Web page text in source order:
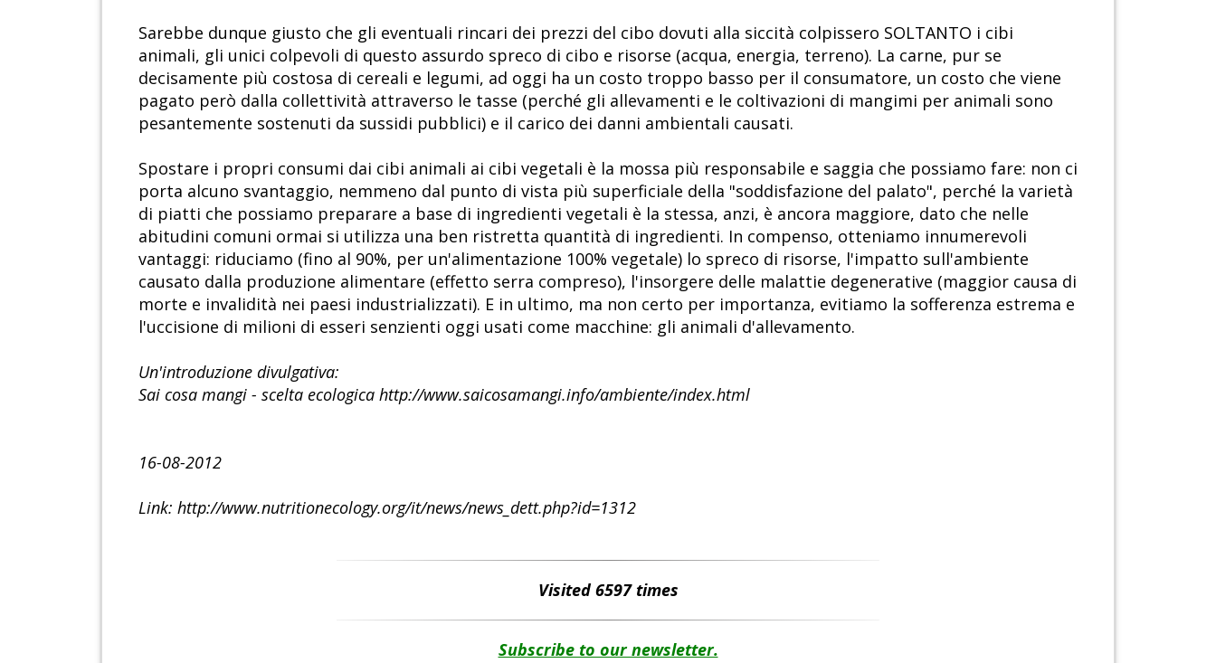
Sarebbe dunque giusto che gli eventuali rincari dei prezzi del cibo dovuti alla siccità colpissero SOLTANTO i cibi
animali, gli unici colpevoli di questo assurdo spreco di cibo e risorse (acqua, energia, terreno). La carne, pur se
decisamente più costosa di cereali e legumi, ad oggi ha un costo troppo basso per il consumatore, un costo che viene
pagato però dalla collettività attraverso le tasse (perché gli allevamenti e le coltivazioni di mangimi per animali sono
pesantemente sostenuti da sussidi pubblici) e il carico dei danni ambientali causati.
Spostare i propri consumi dai cibi animali ai cibi vegetali è la mossa più responsabile e saggia che possiamo fare: non ci
porta alcuno svantaggio, nemmeno dal punto di vista più superficiale della "soddisfazione del palato", perché la varietà
di piatti che possiamo preparare a base di ingredienti vegetali è la stessa, anzi, è ancora maggiore, dato che nelle
abitudini comuni ormai si utilizza una ben ristretta quantità di ingredienti. In compenso, otteniamo innumerevoli
vantaggi: riduciamo (fino al 90%, per un'alimentazione 100% vegetale) lo spreco di risorse, l'impatto sull'ambiente
causato dalla produzione alimentare (effetto serra compreso), l'insorgere delle malattie degenerative (maggior causa di
morte e invalidità nei paesi industrializzati). E in ultimo, ma non certo per importanza, evitiamo la sofferenza estrema e
l'uccisione di milioni di esseri senzienti oggi usati come macchine: gli animali d'allevamento.
Un'introduzione divulgativa:
Sai cosa mangi - scelta ecologica http://www.saicosamangi.info/ambiente/index.html
16-08-2012
Link: http://www.nutritionecology.org/it/news/news_dett.php?id=1312
Visited 6597 times
Subscribe to our newsletter.